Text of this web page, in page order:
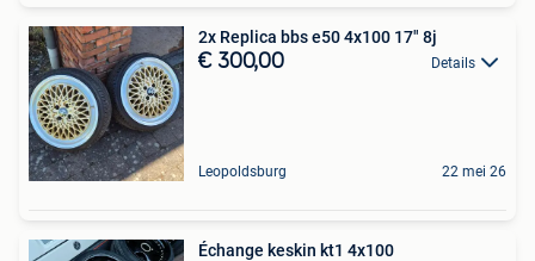
2x Replica bbs e50 4x100 17" 8j
€ 300,00 Details
Leopoldsburg 22 mei 26
Échange keskin kt1 4x100